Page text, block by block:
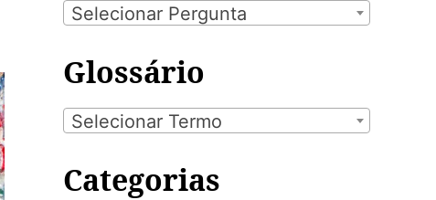
Selecionar Pergunta
Glossário
Selecionar Termo
Categorias